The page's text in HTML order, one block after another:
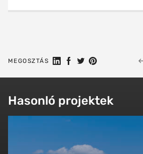
MEGOSZTÁS Megosztás a Linkedin-en
Megosztás
Megosztás a
Megosztás a
Hasonló projektek